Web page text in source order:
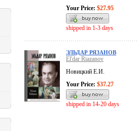
Your Price: $27.95
shipped in 1-3 days
ЭЛЬДАР РЯЗАНОВ
El'dar Riazanov
Новицкий Е.И.
Your Price: $37.27
shipped in 14-20 days